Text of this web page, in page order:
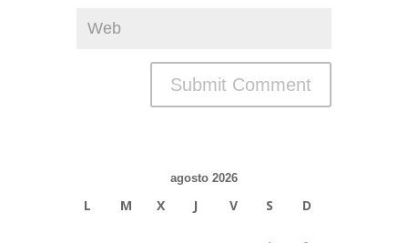
agosto 2026
L M X J V S D